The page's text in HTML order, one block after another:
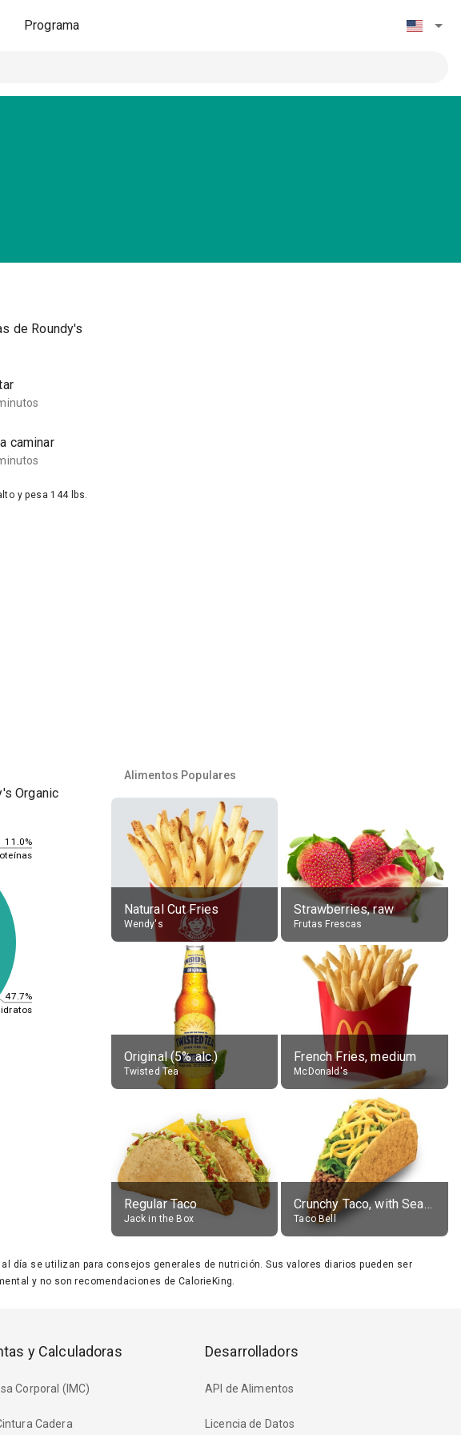
Programa
de Roundy's
caminar
y pesa 144 lbs.
Organic
11.0%
47.7%
Alimentos Populares
Natural Cut Fries
Wendy's
Strawberries, raw
Frutas Frescas
Original (5% alc.)
Twisted Tea
French Fries, medium
McDonald's
Regular Taco
Jack in the Box
Crunchy Taco, with Seasoned Beef
Taco Bell
día se utilizan para consejos generales de nutrición. Sus valores diarios pueden ser
y no son recomendaciones de CalorieKing.
y Calculadoras
Corporal (IMC)
Cadera
Desarrolladors
API de Alimentos
Licencia de Datos